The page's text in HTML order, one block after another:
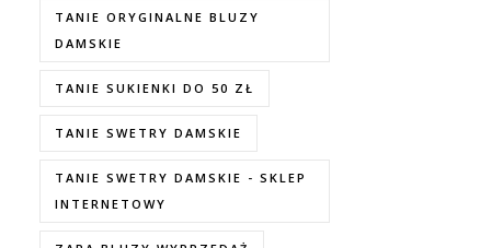
TANIE ORYGINALNE BLUZY
DAMSKIE
TANIE SUKIENKI DO 50 ZŁ
TANIE SWETRY DAMSKIE
TANIE SWETRY DAMSKIE - SKLEP
INTERNETOWY